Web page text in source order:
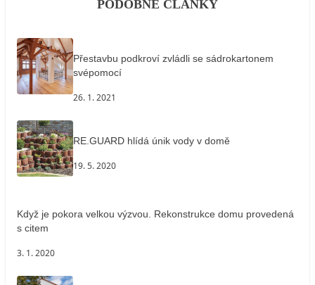
PODOBNÉ ČLÁNKY
Přestavbu podkroví zvládli se sádrokartonem
svépomocí
26. 1. 2021
RE.GUARD hlídá únik vody v domě
19. 5. 2020
Když je pokora velkou výzvou. Rekonstrukce domu provedená
s citem
3. 1. 2020